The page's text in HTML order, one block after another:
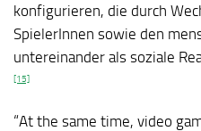
konfigurieren, die durch
SpielerInnen sowie den
untereinander als soziale
[15]
“At the same time, video